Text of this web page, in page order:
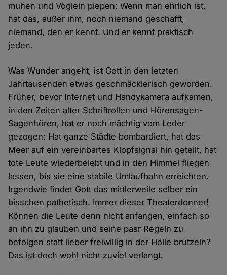
muhen und Vöglein piepen: Wenn man ehrlich ist,
hat das, außer ihm, noch niemand geschafft,
niemand, den er kennt. Und er kennt praktisch
jeden.
Was Wunder angeht, ist Gott in den letzten
Jahrtausenden etwas geschmäcklerisch geworden.
Früher, bevor Internet und Handykamera aufkamen,
in den Zeiten alter Schriftrollen und Hörensagen-
Sagenhören, hat er noch mächtig vom Leder
gezogen: Hat ganze Städte bombardiert, hat das
Meer auf ein vereinbartes Klopfsignal hin geteilt, hat
tote Leute wiederbelebt und in den Himmel fliegen
lassen, bis sie eine stabile Umlaufbahn erreichten.
Irgendwie findet Gott das mittlerweile selber ein
bisschen pathetisch. Immer dieser Theaterdonner!
Können die Leute denn nicht anfangen, einfach so
an ihn zu glauben und seine paar Regeln zu
befolgen statt lieber freiwillig in der Hölle brutzeln?
Das ist doch wohl nicht zuviel verlangt.